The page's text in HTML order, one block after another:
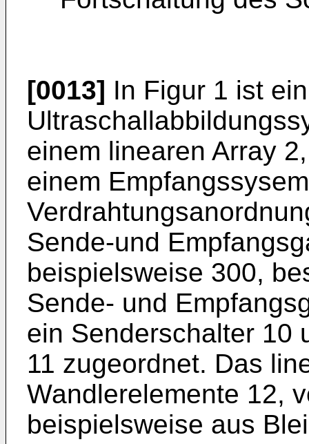
[0013] In Figur 1 ist
einem linearen Array
einem
Sende-und
beispielsweise 300,
Sende- und
ein Senderschalter 10
11 zugeordnet. Das
Wandlerelemente 12,
beispielsweise aus